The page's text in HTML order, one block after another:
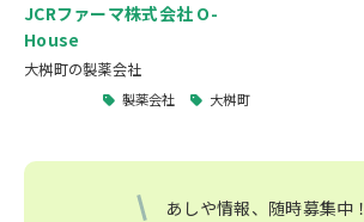
JCRファーマ株式会社 O-
House
大桝町の製薬会社
製薬会社 大桝町
あしや情報、随時募集中！